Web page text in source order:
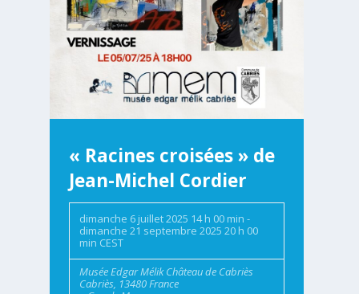
« Racines croisées » de
Jean-Michel Cordier
dimanche 6 juillet 2025 14 h 00 min -
dimanche 21 septembre 2025 20 h 00
min CEST
Musée Edgar MélikChâteau de Cabriès
Cabriès, 13480France